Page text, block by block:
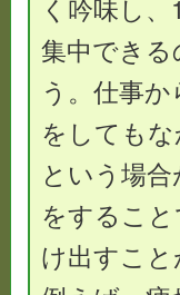
く吟味し
集中でき
う。仕事
をしても
という場
をするこ
け出すこと